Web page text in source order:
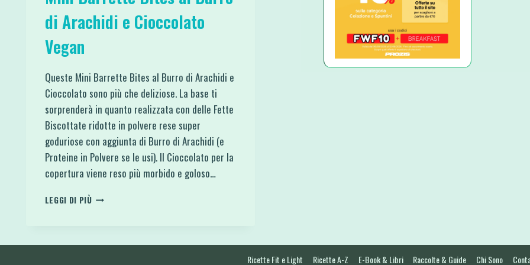
di Arachidi e Cioccolato
Vegan
Queste Mini Barrette Bites al Burro di Arachidi e
Cioccolato sono più che deliziose. La base ti
sorprenderà in quanto realizzata con delle Fette
Biscottate ridotte in polvere rese super
goduriose con aggiunta di Burro di Arachidi (e
Proteine in Polvere se le usi). Il Cioccolato per la
copertura viene reso più morbido e goloso…
LEGGI DI PIÙMINI
BURRO
Ricette Fit e Light Ricette A-Z E-Book & Libri Raccolte & Guide Chi Sono